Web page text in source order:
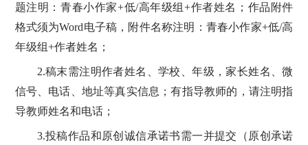
题注明：青春小作家+低/高年级组+作者姓名 ；作品附件
格式须为Word电子稿 ，附件名称注明： 青春小作家+低/高
年级组+作者姓名；
2.稿末需注明作者姓名、学校、年级，家长姓名、微
信号、电话、地址等真实信息；有指导教师的，请注明指
导教师姓名和电话；
3.投稿作品和原创诚信承诺书需一并提交
（原创承诺